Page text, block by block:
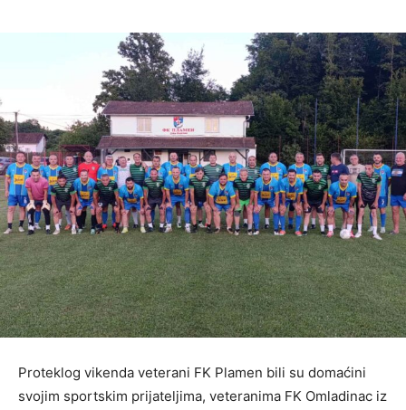
Proteklog vikenda veterani FK Plamen bili su domaćini
svojim sportskim prijateljima, veteranima FK Omladinac iz